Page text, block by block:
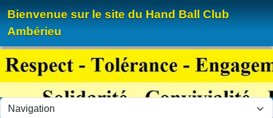
Bienvenue sur le site du Hand Ball Club
Ambérieu